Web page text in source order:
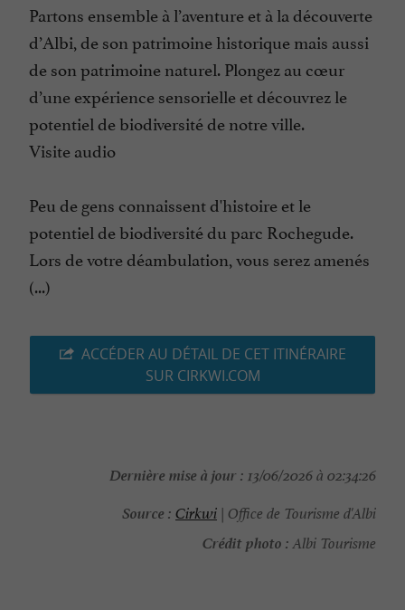
Partons ensemble à l’aventure et à la découverte
d’Albi, de son patrimoine historique mais aussi
de son patrimoine naturel. Plongez au cœur
d’une expérience sensorielle et découvrez le
potentiel de biodiversité de notre ville.
Visite audio
Peu de gens connaissent d'histoire et le
potentiel de biodiversité du parc Rochegude.
Lors de votre déambulation, vous serez amenés
(...)
ACCÉDER AU DÉTAIL DE CET ITINÉRAIRE
SUR CIRKWI.COM
Dernière mise à jour : 13/06/2026 à 02:34:26
Source : Cirkwi | Office de Tourisme d'Albi
Crédit photo :Albi Tourisme